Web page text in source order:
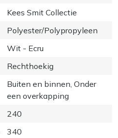
Kees Smit Collectie
Polyester/Polypropyleen
Wit - Ecru
Rechthoekig
Buiten en binnen, Onder
een overkapping
240
340